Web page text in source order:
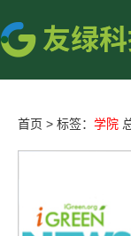
首页 > 标签： 学院